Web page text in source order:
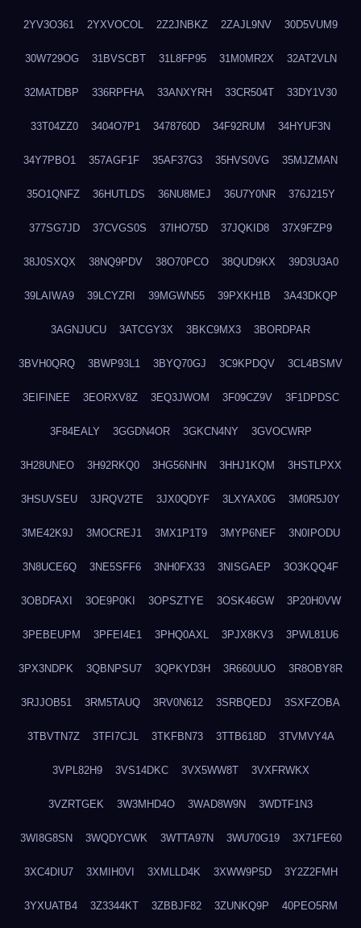
2YV3O361 2YXVOCOL 2Z2JNBKZ 2ZAJL9NV 30D5VUM9
30W729OG 31BVSCBT 31L8FP95 31M0MR2X 32AT2VLN
32MATDBP 336RPFHA 33ANXYRH 33CR504T 33DY1V30
33T04ZZ0 3404O7P1 3478760D 34F92RUM 34HYUF3N
34Y7PBO1 357AGF1F 35AF37G3 35HVS0VG 35MJZMAN
35O1QNFZ 36HUTLDS 36NU8MEJ 36U7Y0NR 376J215Y
377SG7JD 37CVGS0S 37IHO75D 37JQKID8 37X9FZP9
38J0SXQX 38NQ9PDV 38O70PCO 38QUD9KX 39D3U3A0
39LAIWA9 39LCYZRI 39MGWN55 39PXKH1B 3A43DKQP
3AGNJUCU 3ATCGY3X 3BKC9MX3 3BORDPAR
3BVH0QRQ 3BWP93L1 3BYQ70GJ 3C9KPDQV 3CL4BSMV
3EIFINEE 3EORXV8Z 3EQ3JWOM 3F09CZ9V 3F1DPDSC
3F84EALY 3GGDN4OR 3GKCN4NY 3GVOCWRP
3H28UNEO 3H92RKQ0 3HG56NHN 3HHJ1KQM 3HSTLPXX
3HSUVSEU 3JRQV2TE 3JX0QDYF 3LXYAX0G 3M0R5J0Y
3ME42K9J 3MOCREJ1 3MX1P1T9 3MYP6NEF 3N0IPODU
3N8UCE6Q 3NE5SFF6 3NH0FX33 3NISGAEP 3O3KQQ4F
3OBDFAXI 3OE9P0KI 3OPSZTYE 3OSK46GW 3P20H0VW
3PEBEUPM 3PFEI4E1 3PHQ0AXL 3PJX8KV3 3PWL81U6
3PX3NDPK 3QBNPSU7 3QPKYD3H 3R660UUO 3R8OBY8R
3RJJOB51 3RM5TAUQ 3RV0N612 3SRBQEDJ 3SXFZOBA
3TBVTN7Z 3TFI7CJL 3TKFBN73 3TTB618D 3TVMVY4A
3VPL82H9 3VS14DKC 3VX5WW8T 3VXFRWKX
3VZRTGEK 3W3MHD4O 3WAD8W9N 3WDTF1N3
3WI8G8SN 3WQDYCWK 3WTTA97N 3WU70G19 3X71FE60
3XC4DIU7 3XMIH0VI 3XMLLD4K 3XWW9P5D 3Y2Z2FMH
3YXUATB4 3Z3344KT 3ZBBJF82 3ZUNKQ9P 40PEO5RM